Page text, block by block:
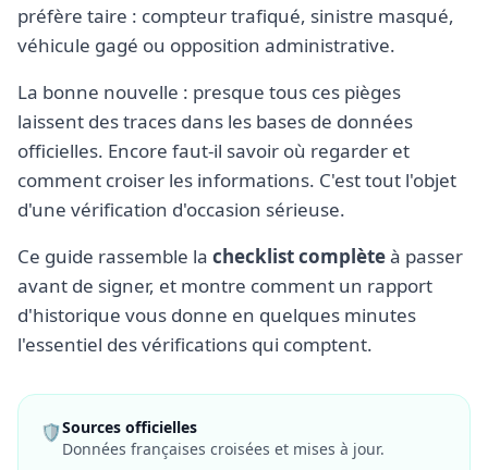
préfère taire : compteur trafiqué, sinistre masqué,
véhicule gagé ou opposition administrative.
La bonne nouvelle : presque tous ces pièges
laissent des traces dans les bases de données
officielles. Encore faut-il savoir où regarder et
comment croiser les informations. C'est tout l'objet
d'une vérification d'occasion sérieuse.
Ce guide rassemble la checklist complèteà passer
avant de signer, et montre comment un rapport
d'historique vous donne en quelques minutes
l'essentiel des vérifications qui comptent.
🛡️Sources officielles
Données françaises croisées et mises à jour.